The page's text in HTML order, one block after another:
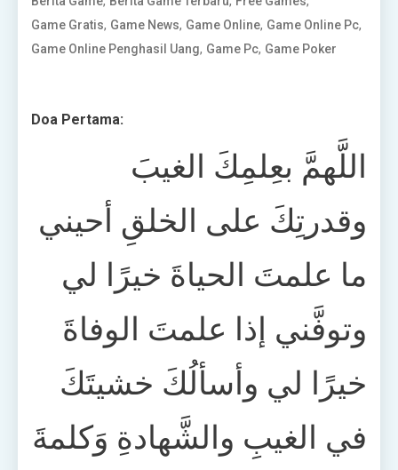
Game Gratis, Game News, Game Online, Game Online Pc,
Game Online Penghasil Uang, Game Pc, Game Poker
Doa Pertama:
اللَّهمَّ بعِلمِكَ الغيبَ
وقدرتِكَ على الخلقِ أحيني
ما علمتَ الحياةَ خيرًا لي
وتوفَّني إذا علمتَ الوفاةَ
خيرًا لي وأسألُكَ خشيتَكَ
في الغيبِ والشَّهادةِ وَكلمةَ